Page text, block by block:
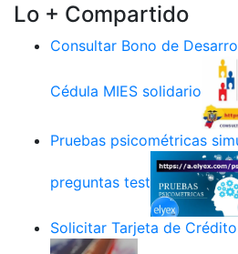
Lo + Compartido
Consultar Bono de
Cédula MIES solidario
Pruebas psicométricas
preguntas test
Solicitar Tarjeta de